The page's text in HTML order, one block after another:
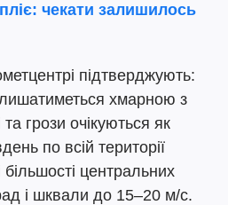
чекати залишилось
підтверджують:
хмарною з
грози очікуються як
по всій території
більшості центральних
і шквали до 15–20 м/с.